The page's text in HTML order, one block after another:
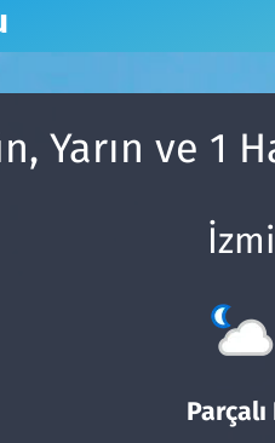
Yarın ve 1